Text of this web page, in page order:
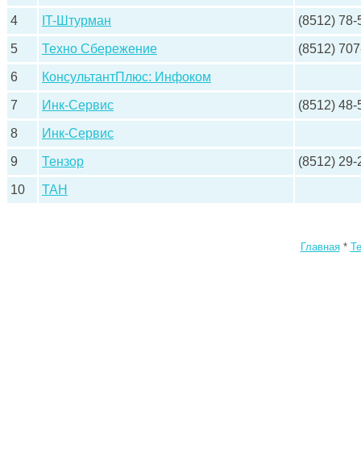
4 IT-Штурман (8512) 78-
5 Техно Сбережение (8512)
6 КонсультантПлюс: Инфоком
7 Инк-Сервис (8512) 48-
8 Инк-Сервис
9 Тензор (8512) 29-
10 ТАН
Главная*